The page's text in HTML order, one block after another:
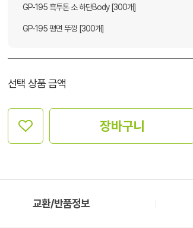
GP-195 흑투톤 소 하단Body [300개]
GP-195 평면 뚜껑 [300개]
선택 상품 금액
장바구니
교환/반품정보